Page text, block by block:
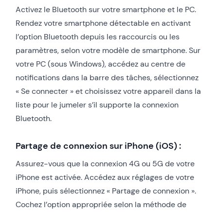
Activez le Bluetooth sur votre smartphone et le PC.
Rendez votre smartphone détectable en activant
l’option Bluetooth depuis les raccourcis ou les
paramètres, selon votre modèle de smartphone. Sur
votre PC (sous Windows), accédez au centre de
notifications dans la barre des tâches, sélectionnez
« Se connecter » et choisissez votre appareil dans la
liste pour le jumeler s’il supporte la connexion
Bluetooth.
Partage de connexion sur iPhone (iOS) :
Assurez-vous que la connexion 4G ou 5G de votre
iPhone est activée. Accédez aux réglages de votre
iPhone, puis sélectionnez « Partage de connexion ».
Cochez l’option appropriée selon la méthode de